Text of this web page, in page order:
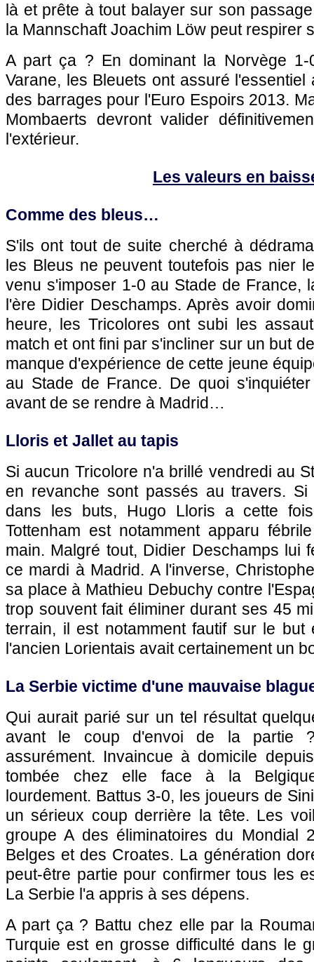
là et prête à tout balayer sur son
la Mannschaft Joachim Löw peut respirer
A part ça ? En dominant la Norvège
Varane, les Bleuets ont assuré
des barrages pour l'Euro Espoirs 2013.
Mombaerts devront valider
l'extérieur.
Les valeurs en
Comme des bleus…
S'ils ont tout de suite cherché à
les Bleus ne peuvent toutefois pas nier
venu s'imposer 1-0 au Stade de France,
l'ère Didier Deschamps. Après avoir
heure, les Tricolores ont subi les
match et ont fini par s'incliner sur un but
manque d'expérience de cette jeune
au Stade de France. De quoi
avant de se rendre à Madrid…
Lloris et Jallet au tapis
Si aucun Tricolore n'a brillé vendredi au
en revanche sont passés au travers. Si
dans les buts, Hugo Lloris a cette
Tottenham est notamment apparu
main. Malgré tout, Didier Deschamps lui
ce mardi à Madrid. A l'inverse,
sa place à Mathieu Debuchy contre
trop souvent fait éliminer durant ses 45
terrain, il est notamment fautif sur le but
l'ancien Lorientais avait certainement un
La Serbie victime d'une mauvaise
Qui aurait parié sur un tel résultat
avant le coup d'envoi de la partie ?
assurément. Invaincue à domicile
tombée chez elle face à la
lourdement. Battus 3-0, les joueurs de
un sérieux coup derrière la tête. Les
groupe A des éliminatoires du Mondial
Belges et des Croates. La génération
peut-être partie pour confirmer tous les
La Serbie l'a appris à ses dépens.
A part ça ? Battu chez elle par la
Turquie est en grosse difficulté dans le